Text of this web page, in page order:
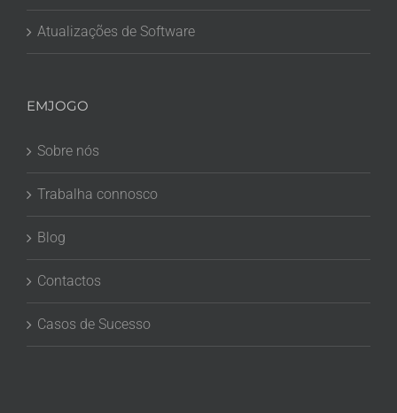
Atualizações de Software
EMJOGO
Sobre nós
Trabalha connosco
Blog
Contactos
Casos de Sucesso